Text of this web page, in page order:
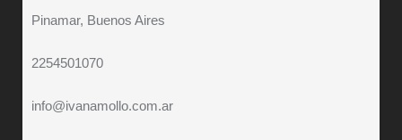
Pinamar, Buenos Aires
2254501070
info@ivanamollo.com.ar